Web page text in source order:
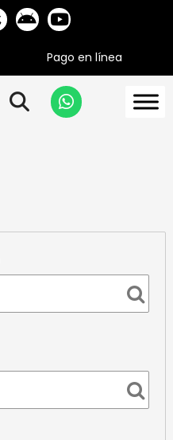
Pago en línea